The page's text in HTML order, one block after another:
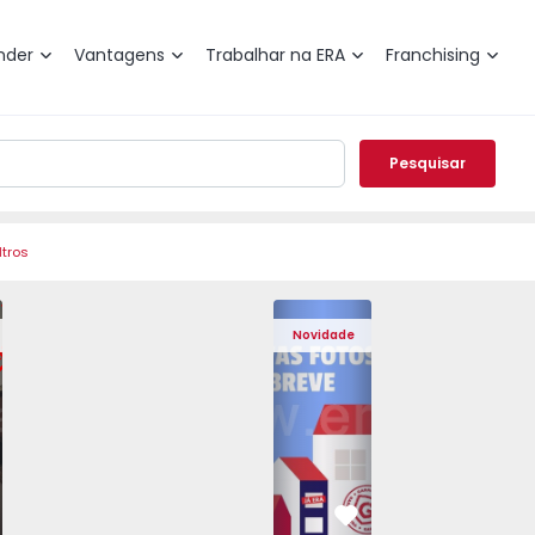
Vantagens Trabalhar na ERA Franchising
Pesquisar
Pedrouços - 1575536 - 7
T3 Maia, Pedrouços - 1575536 - 9
Apartamento T3 Maia, Pedrouços - 1575536 - 8
Apartamento T3 Maia, Pedrouços - 1575536 - 12
Apartamento T3 Maia, Pedrouços -
Apartamento T3 Maia,
Apartamento
Novidade
Apartamento T3 Porto,
Favorito